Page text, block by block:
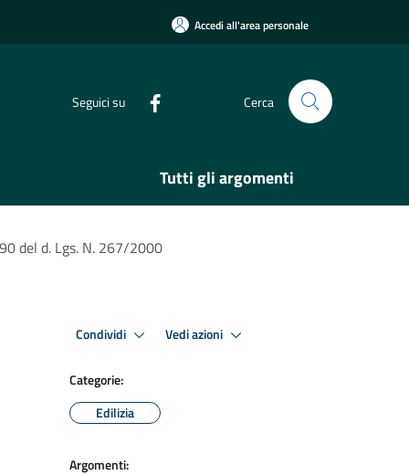
Accedi all'area personale
Seguici su Cerca
Tutti gli argomenti
del d. Lgs. N. 267/2000
Condividi Vedi azioni
Categorie:
Edilizia
Argomenti: